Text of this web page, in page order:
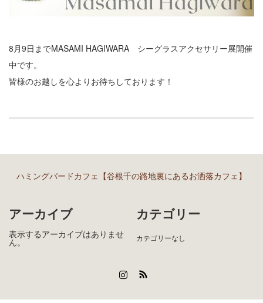
8月9日までMASAMI HAGIWARA シーグラスアクセサリー展開催
中です。
皆様のお越しを心よりお待ちしております！
ハミングバードカフェ【谷根千の路地裏にあるお洒落カフェ】
アーカイブ
表示するアーカイブはありませ
ん。
カテゴリー
カテゴリーなし